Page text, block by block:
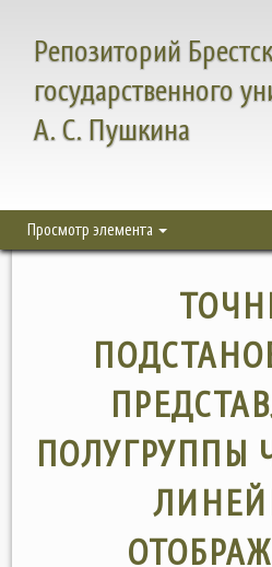
Репозиторий
государственного
А. С. Пушкина
Просмотр элемента
ПОЛУГРУППЫ